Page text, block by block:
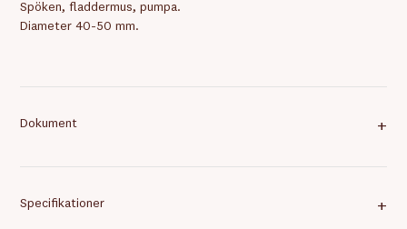
Spöken, fladdermus, pumpa.
Diameter 40-50 mm.
Dokument +
Specifikationer +